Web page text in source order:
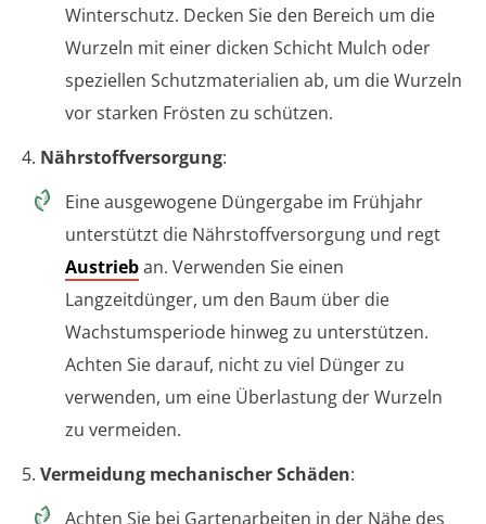
Winterschutz. Decken Sie den Bereich um die
Wurzeln mit einer dicken Schicht Mulch oder
speziellen Schutzmaterialien ab, um die Wurzeln
vor starken Frösten zu schützen.
4. Nährstoffversorgung:
Eine ausgewogene Düngergabe im Frühjahr
unterstützt die Nährstoffversorgung und regt
Austrieban. Verwenden Sie einen
Langzeitdünger, um den Baum über die
Wachstumsperiode hinweg zu unterstützen.
Achten Sie darauf, nicht zu viel Dünger zu
verwenden, um eine Überlastung der Wurzeln
zu vermeiden.
5. Vermeidung mechanischer Schäden:
Achten Sie bei Gartenarbeiten in der Nähe des